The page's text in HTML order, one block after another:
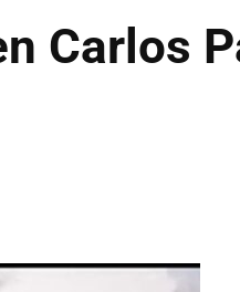
Carlos